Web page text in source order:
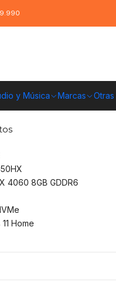
y Música Marcas
(2024) 165Hz,
Win11 Home
4060 8GB GDDR6
Home